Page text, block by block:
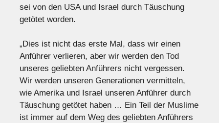
sei von den USA und Israel durch Täuschung
getötet worden.
„Dies ist nicht das erste Mal, dass wir einen
Anführer verlieren, aber wir werden den Tod
unseres geliebten Anführers nicht vergessen.
Wir werden unseren Generationen vermitteln,
wie Amerika und Israel unseren Anführer durch
Täuschung getötet haben … Ein Teil der Muslime
ist immer auf dem Weg des geliebten Anführers